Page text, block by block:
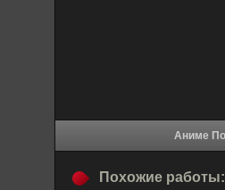
Похожие работы: